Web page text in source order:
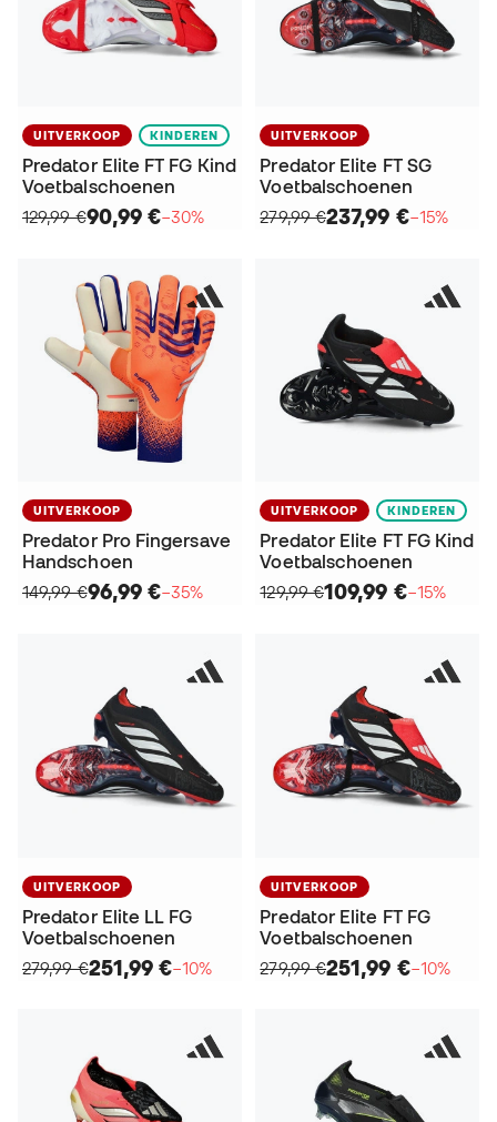
UITVERKOOP KINDEREN
Predator Elite FT FG Kind
Voetbalschoenen
129,99 €90,99 €−30%
UITVERKOOP
Predator Elite FT SG
Voetbalschoenen
279,99 €237,99 €−15%
UITVERKOOP
Predator Pro Fingersave
Handschoen
149,99 €96,99 €−35%
UITVERKOOP KINDEREN
Predator Elite FT FG Kind
Voetbalschoenen
129,99 €109,99 €−15%
UITVERKOOP
Predator Elite LL FG
Voetbalschoenen
279,99 €251,99 €−10%
UITVERKOOP
Predator Elite FT FG
Voetbalschoenen
279,99 €251,99 €−10%